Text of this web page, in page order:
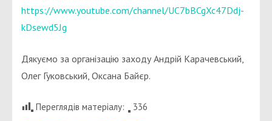
https://www.youtube.com/channel/UC7bBCgXc47Ddj-
kDsewd5Jg
Дякуємо за організацію заходу Андрій Карачевський,
Олег Гуковський, Оксана Байєр.
Переглядів матеріалу: 336